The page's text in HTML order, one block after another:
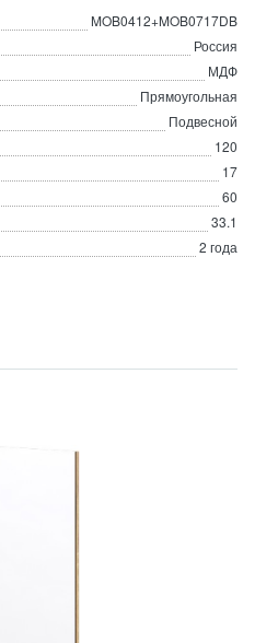
MOB0412+MOB0717DB
Россия
МДФ
Прямоугольная
Подвесной
120
17
60
33.1
2 года